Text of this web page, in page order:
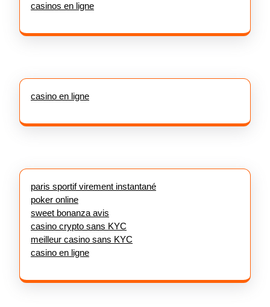
casinos en ligne
casino en ligne
paris sportif virement instantané
poker online
sweet bonanza avis
casino crypto sans KYC
meilleur casino sans KYC
casino en ligne